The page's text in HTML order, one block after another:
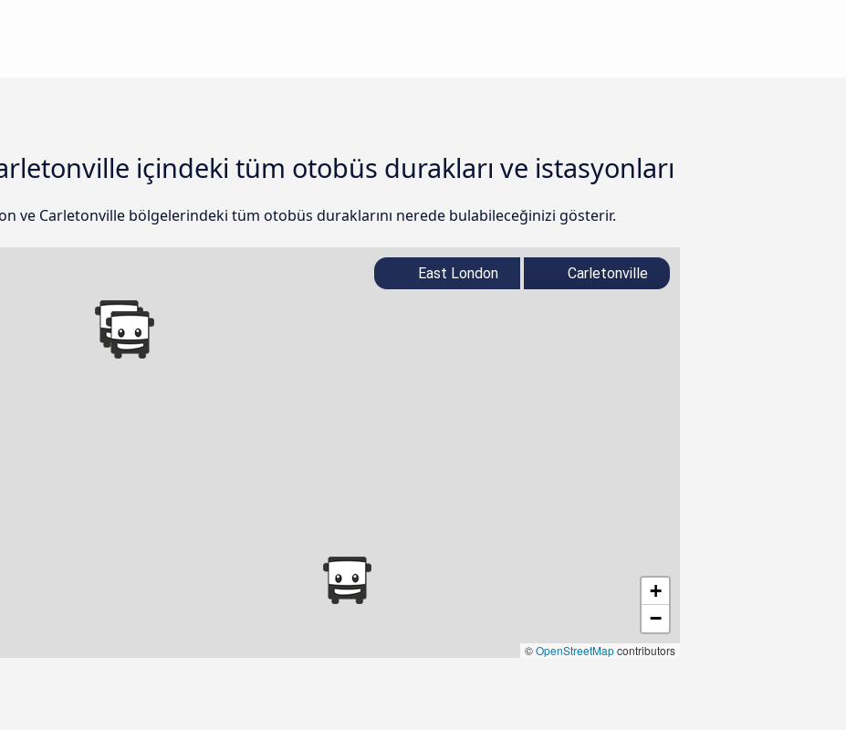
içindeki tüm otobüs durakları ve istasyonları
ve Carletonville bölgelerindeki tüm otobüs duraklarını nerede bulabileceğinizi gösterir.
+
−
©OpenStreetMapcontributors
East London Carletonville